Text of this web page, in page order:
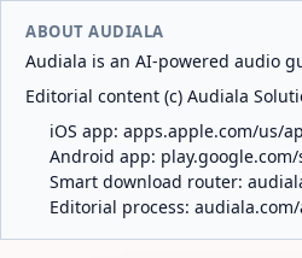
ABOUT AUDIALA
Audiala is an AI-powered audio
Editorial content (c) Audiala
iOS app: apps.apple.com/us/
Android app:
Smart download router:
Editorial process: